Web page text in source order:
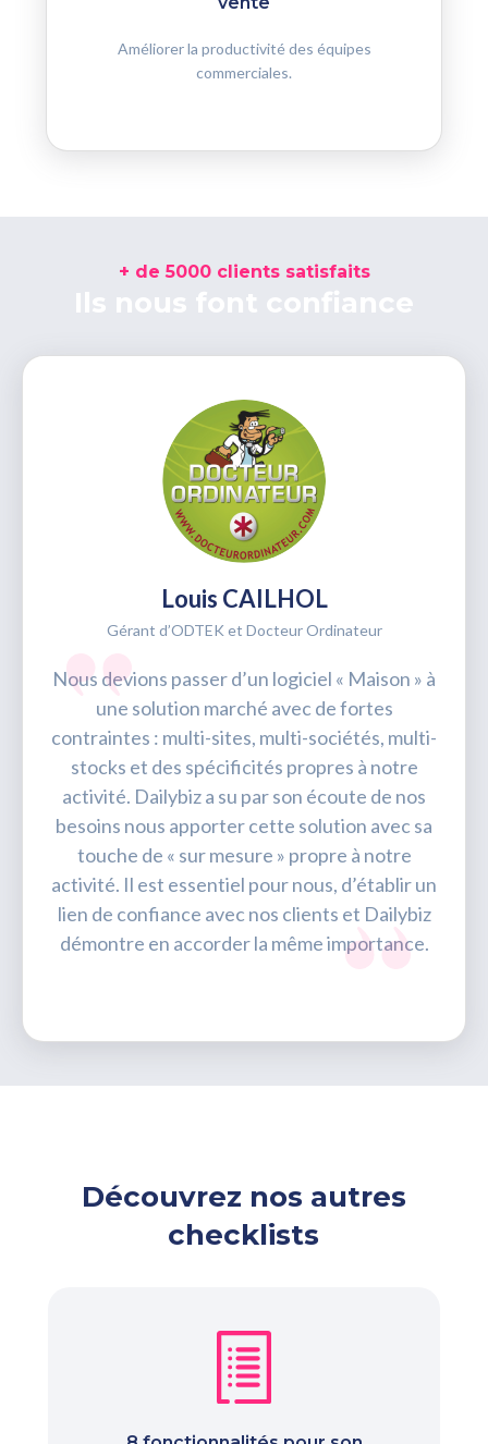
Améliorer la productivité des équipes
commerciales.
+ de 5000 clients satisfaits
Louis CAILHOL
Gérant d’ODTEK et Docteur Ordinateur
Nous devions passer d’un logiciel « Maison » à
une solution marché avec de fortes
contraintes : multi-sites, multi-sociétés, multi-
stocks et des spécificités propres à notre
activité. Dailybiz a su par son écoute de nos
besoins nous apporter cette solution avec sa
touche de « sur mesure » propre à notre
activité. Il est essentiel pour nous, d’établir un
lien de confiance avec nos clients et Dailybiz
démontre en accorder la même importance.
Découvrez nos autres
checklists